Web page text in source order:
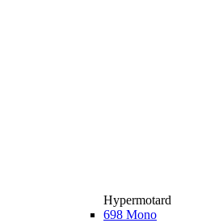
Hypermotard
698 Mono